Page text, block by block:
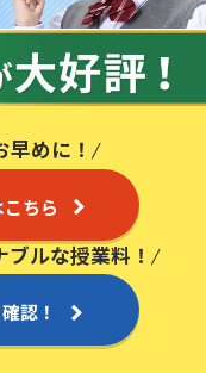
ド
森塾！
こちら
めに！
ちら
ルな授業料！
認！
い。
対象授業日数の
科目でご参加い
入塾いただいた
科目」が対象で
参加していない方
などテスト結果
ない場合は、成